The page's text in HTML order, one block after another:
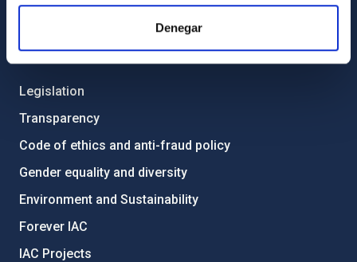
Denegar
Legislation
Transparency
Code of ethics and anti-fraud policy
Gender equality and diversity
Environment and Sustainability
Forever IAC
IAC Projects